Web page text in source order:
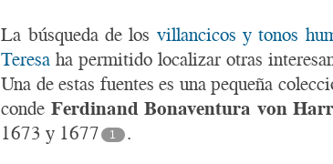
La búsqueda de los villancicos y tonos
Teresa ha permitido localizar otras
Una de estas fuentes es una pequeña
conde Ferdinand Bonaventura von
1673 y 1677
1 .